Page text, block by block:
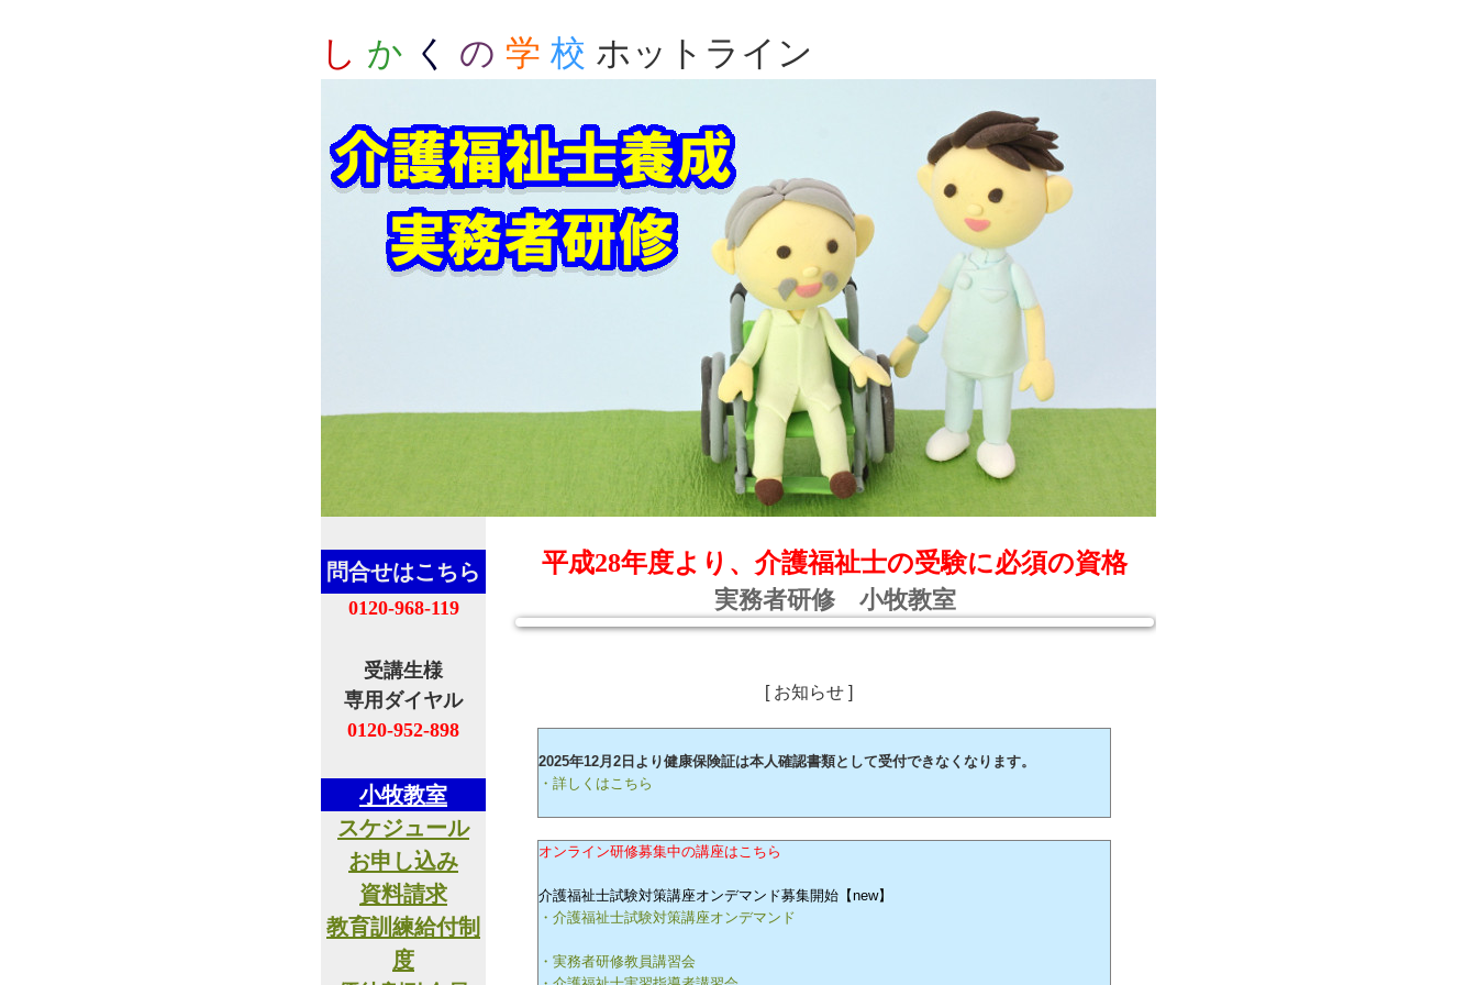
し か く の 学 校 ホットライン
平成28年度より、介護福祉士の受験に必須の資格
実務者研修 小牧教室
[ お知らせ ]
2025年12月2日より健康保険証は本人確認書類として受付できなくなります。
・詳しくはこちら
オンライン研修募集中の講座はこちら
介護福祉士試験対策講座オンデマンド募集開始【new】
・介護福祉士試験対策講座オンデマンド
・実務者研修教員講習会
問合せはこちら
0120-968-119
受講生様
専用ダイヤル
0120-952-898
小牧教室
スケジュール
お申し込み
資料請求
教育訓練給付制
度